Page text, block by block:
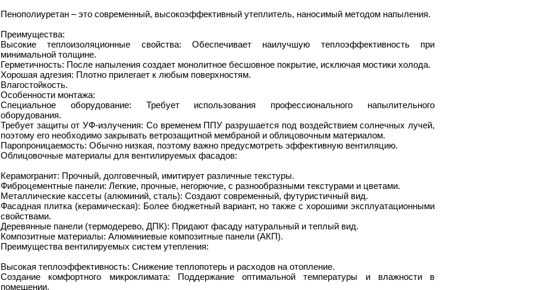
Пенополиуретан – это современный, высокоэффективный утеплитель, наносимый методом напыления.
Преимущества:
Высокие теплоизоляционные свойства: Обеспечивает наилучшую теплоэффективность при
минимальной толщине.
Герметичность: После напыления создает монолитное бесшовное покрытие, исключая мостики холода.
Хорошая адгезия: Плотно прилегает к любым поверхностям.
Влагостойкость.
Особенности монтажа:
Специальное оборудование: Требует использования профессионального напылительного
оборудования.
Требует защиты от УФ-излучения: Со временем ППУ разрушается под воздействием солнечных лучей,
поэтому его необходимо закрывать ветрозащитной мембраной и облицовочным материалом.
Паропроницаемость: Обычно низкая, поэтому важно предусмотреть эффективную вентиляцию.
Облицовочные материалы для вентилируемых фасадов:
Керамогранит: Прочный, долговечный, имитирует различные текстуры.
Фиброцементные панели: Легкие, прочные, негорючие, с разнообразными текстурами и цветами.
Металлические кассеты (алюминий, сталь): Создают современный, футуристичный вид.
Фасадная плитка (керамическая): Более бюджетный вариант, но также с хорошими эксплуатационными
свойствами.
Деревянные панели (термодерево, ДПК): Придают фасаду натуральный и теплый вид.
Композитные материалы: Алюминиевые композитные панели (АКП).
Преимущества вентилируемых систем утепления:
Высокая теплоэффективность: Снижение теплопотерь и расходов на отопление.
Создание комфортного микроклимата: Поддержание оптимальной температуры и влажности в
помещении.